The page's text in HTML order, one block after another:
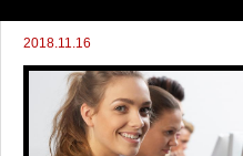
2018.11.16